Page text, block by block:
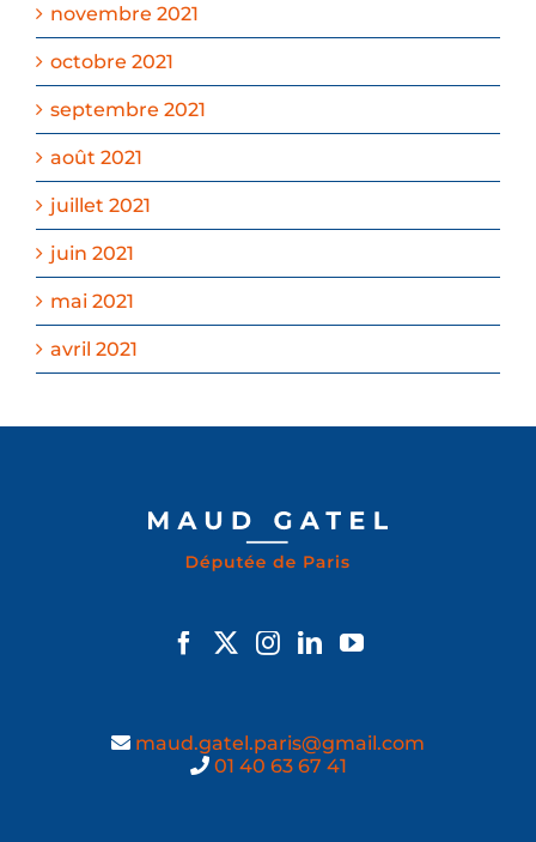
novembre 2021
octobre 2021
septembre 2021
août 2021
juillet 2021
juin 2021
mai 2021
avril 2021
maud.gatel.paris@gmail.com
01 40 63 67 41